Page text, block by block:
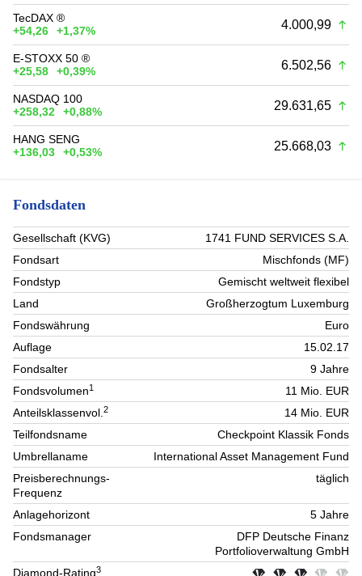
TecDAX ®
+54,26
+1,37% 4.000,99
E-STOXX 50 ®
+25,58
+0,39% 6.502,56
NASDAQ 100
+258,32
+0,88% 29.631,65
HANG SENG
+136,03
+0,53% 25.668,03
Fondsdaten
Gesellschaft (KVG)
1741 FUND SERVICES S.A.
Fondsart
Mischfonds (MF)
Fondstyp
Gemischt weltweit flexibel
Land
Großherzogtum Luxemburg
Fondswährung
Euro
Auflage
15.02.17
Fondsalter
9 Jahre
Fondsvolumen1
11 Mio. EUR
Anteilsklassenvol.2
14 Mio. EUR
Teilfondsname
Checkpoint Klassik Fonds
Umbrellaname
International Asset Management Fund
Preisberechnungs-
Frequenz
täglich
Anlagehorizont
5 Jahre
Fondsmanager
DFP Deutsche Finanz
Portfolioverwaltung GmbH
Diamond-Rating3